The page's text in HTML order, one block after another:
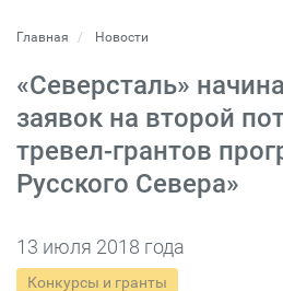
Главная Новости
«Северсталь»
заявок на второй
тревел-грантов
Русского Севера»
13 июля 2018 года
Конкурсы и гранты